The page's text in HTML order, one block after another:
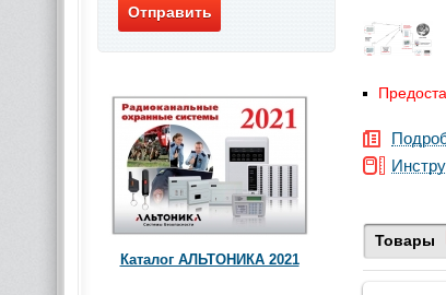
Товары
Каталог АЛЬТОНИКА 2021